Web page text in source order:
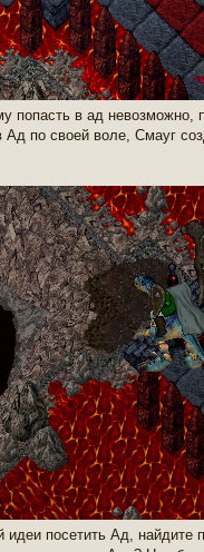
попасть в ад невозможно,
по своей воле, Смауг
идеи посетить Ад, найдите